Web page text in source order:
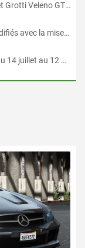
GTA Online : Les Pegassi Ignus de poursuite et Grotti Veleno GT sont maintenant disponibles
GTA Online : Les gains des casses ont été modifiés avec la mise à jour « Le Braquage du Kortz Center »
GTA Online : Détails des avantages de GTA+ du 14 juillet au 12 août